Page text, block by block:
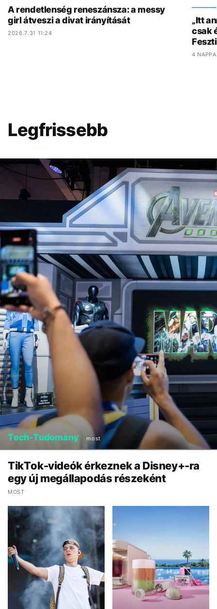
A rendetlenség reneszánsza: a messy
girl átveszi a divat irányítását
2026.7.31 11:24
„Itt
csak
4
Legfrissebb
Tech-Tudomány most
TikTok-videók érkeznek a Disney+-ra
egy új megállapodás részeként
MOST